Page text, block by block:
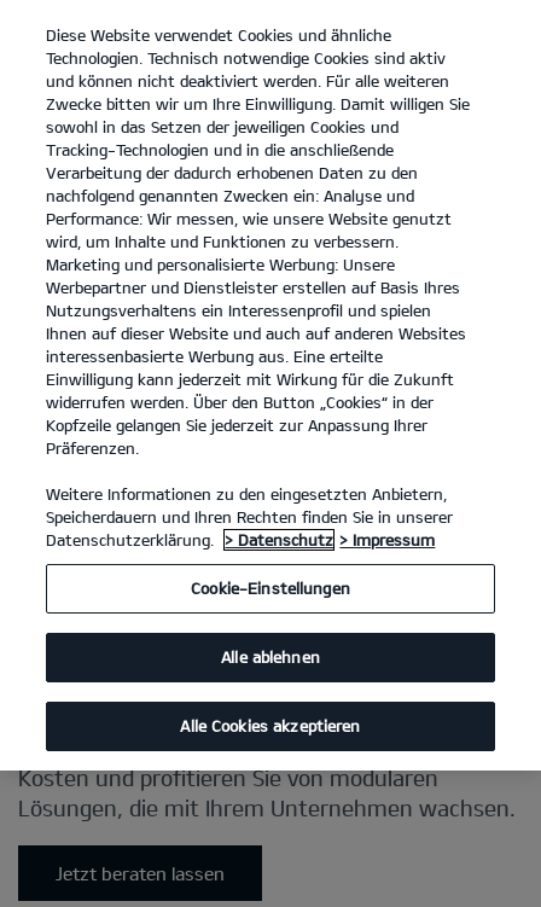
open
menu
KONTAKT
Laden im Unternehmen
... LADEN IM UNTERNEHMEN
Diese Website verwendet Cookies und ähnliche
Technologien. Technisch notwendige Cookies sind aktiv
und können nicht deaktiviert werden. Für alle weiteren
Zwecke bitten wir um Ihre Einwilligung. Damit willigen Sie
sowohl in das Setzen der jeweiligen Cookies und
Tracking-Technologien und in die anschließende
Verarbeitung der dadurch erhobenen Daten zu den
nachfolgend genannten Zwecken ein: Analyse und
Performance: Wir messen, wie unsere Website genutzt
wird, um Inhalte und Funktionen zu verbessern.
Marketing und personalisierte Werbung: Unsere
Werbepartner und Dienstleister erstellen auf Basis Ihres
Nutzungsverhaltens ein Interessenprofil und spielen
Ihnen auf dieser Website und auch auf anderen Websites
interessenbasierte Werbung aus. Eine erteilte
Einwilligung kann jederzeit mit Wirkung für die Zukunft
widerrufen werden. Über den Button „Cookies“ in der
Kopfzeile gelangen Sie jederzeit zur Anpassung Ihrer
Präferenzen.
Weitere Informationen zu den eingesetzten Anbietern,
Speicherdauern und Ihren Rechten finden Sie in unserer
Datenschutzerklärung.
> Datenschutz > Impressum
Cookie-Einstellungen
Alle ablehnen
Alle Cookies akzeptieren